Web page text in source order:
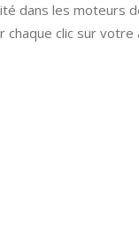
dans les moteurs
clic sur